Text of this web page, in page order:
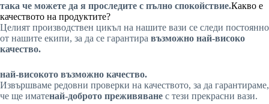
така че можете да я проследите с пълно спокойствие.Какво е
качеството на продуктите?
Целият производствен цикъл на нашите вази се следи постоянно
от нашите екипи, за да се гарантира възможно най-високо
качество.
най-високото възможно качество.
Извършваме редовни проверки на качеството, за да гарантираме,
че ще иматенай-доброто преживяване с тези прекрасни вази.